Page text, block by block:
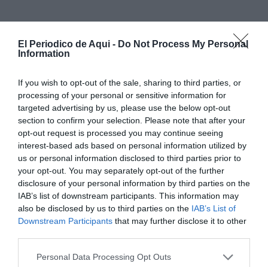
El Periodico de Aqui - Do Not Process My Personal
Information
If you wish to opt-out of the sale, sharing to third parties, or
processing of your personal or sensitive information for
targeted advertising by us, please use the below opt-out
section to confirm your selection. Please note that after your
opt-out request is processed you may continue seeing
interest-based ads based on personal information utilized by
us or personal information disclosed to third parties prior to
your opt-out. You may separately opt-out of the further
disclosure of your personal information by third parties on the
IAB’s list of downstream participants. This information may
also be disclosed by us to third parties on the IAB’s List of
Downstream Participants that may further disclose it to other
Personal Data Processing Opt Outs
Todos los grupos tendrán dieciocho equipos y según
explicó la Federación española, la composición de los
mismos se ha establecido mediante un cálculo
informático que ha elegido la opción que suponía
menos kilómetros de desplazamientos en el conjunto
El Alcoyano, el Castellón B, el Torrent y el Valencia-